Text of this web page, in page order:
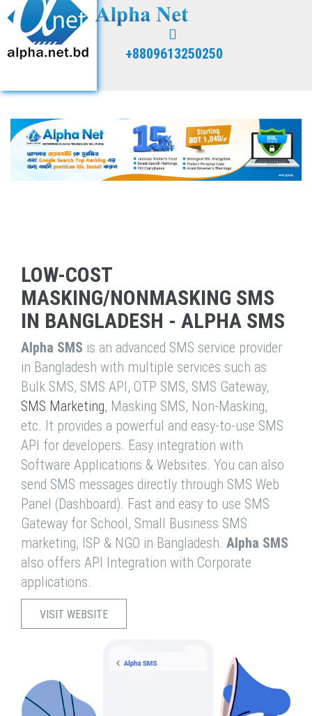
+8809613250250
LOW-COST
MASKING/NONMASKING SMS
IN BANGLADESH - ALPHA SMS
Alpha SMS is an advanced SMS service provider
in Bangladesh with multiple services such as
Bulk SMS, SMS API, OTP SMS, SMS Gateway,
SMS Marketing, Masking SMS, Non-Masking,
etc. It provides a powerful and easy-to-use SMS
API for developers. Easy integration with
Software Applications & Websites. You can also
send SMS messages directly through SMS Web
Panel (Dashboard). Fast and easy to use SMS
Gateway for School, Small Business SMS
marketing, ISP & NGO in Bangladesh. Alpha SMS
also offers API Integration with Corporate
applications.
VISIT WEBSITE